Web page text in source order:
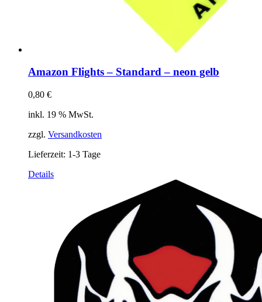
Amazon Flights – Standard – neon gelb
0,80 €
inkl. 19 % MwSt.
zzgl. Versandkosten
Lieferzeit: 1-3 Tage
Details